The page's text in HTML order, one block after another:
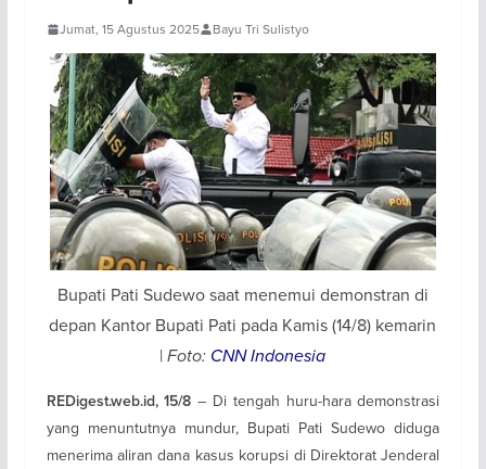
Jumat, 15 Agustus 2025 Bayu Tri Sulistyo
Bupati Pati Sudewo saat menemui demonstran di
depan Kantor Bupati Pati pada Kamis (14/8) kemarin
|Foto: CNN Indonesia
REDigest.web.id, 15/8 – Di tengah huru-hara demonstrasi
yang menuntutnya mundur, Bupati Pati Sudewo diduga
menerima aliran dana kasus korupsi di Direktorat Jenderal